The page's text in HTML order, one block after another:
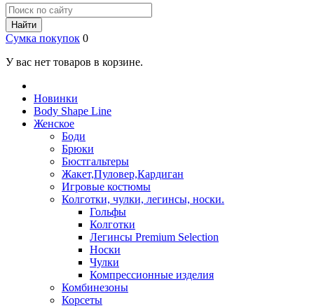
Найти
Сумка покупок 0
У вас нет товаров в корзине.
Новинки
Body Shape Line
Женское
Боди
Брюки
Бюстгальтеры
Жакет,Пуловер,Кардиган
Игровые костюмы
Колготки, чулки, легинсы, носки.
Гольфы
Колготки
Легинсы Premium Selection
Носки
Чулки
Компрессионные изделия
Комбинезоны
Корсеты